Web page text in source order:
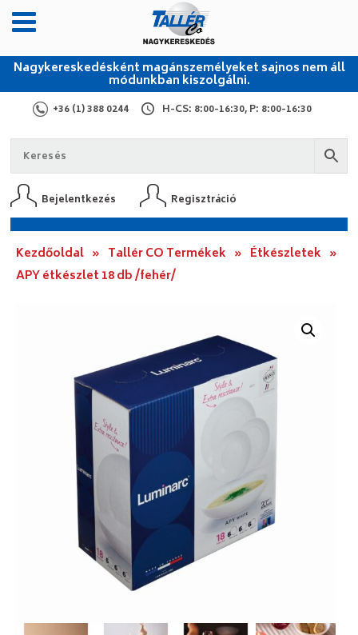
Nagykereskedésként magánszemélyeket sajnos nem áll
módunkban kiszolgálni.
+36 (1) 388 0244 H-CS: 8:00-16:30, P: 8:00-16:30
Bejelentkezés Regisztráció
Kezdőoldal » Tallér CO Termékek » Étkészletek »
APY étkészlet 18 db /fehér/